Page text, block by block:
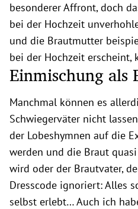
besonderer Affront, doch
bei der Hochzeit
und die Brautmutter
bei der Hochzeit
Einmischung als
Manchmal können es
Schwiegerväter nicht
der Lobeshymnen auf die
werden und die Braut
wird oder der Brautvater,
Dresscode ignoriert: Alles
selbst erlebt… Auch ich